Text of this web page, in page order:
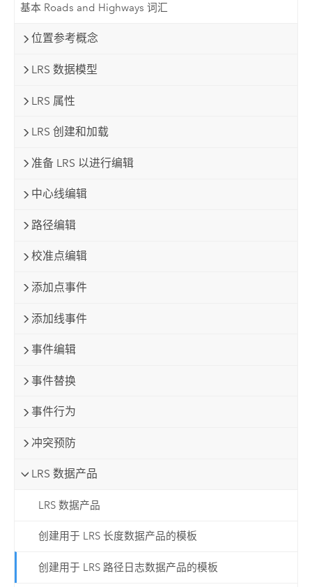
基本 Roads and Highways 词汇
位置参考概念
LRS 数据模型
LRS 属性
LRS 创建和加载
准备 LRS 以进行编辑
中心线编辑
路径编辑
校准点编辑
添加点事件
添加线事件
事件编辑
事件替换
事件行为
冲突预防
LRS 数据产品
LRS 数据产品
创建用于 LRS 长度数据产品的模板
创建用于 LRS 路径日志数据产品的模板